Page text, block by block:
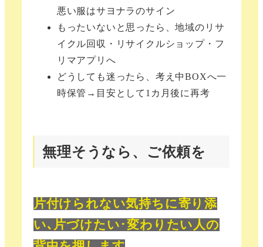
悪い服はサヨナラのサイン
もったいないと思ったら、地域のリサ
イクル回収・リサイクルショップ・フ
リマアプリへ
どうしても迷ったら、考え中BOXへ一
時保管→目安として1カ月後に再考
無理そうなら、ご依頼を
片付けられない気持ちに寄り添
い､片づけたい･変わりたい人の